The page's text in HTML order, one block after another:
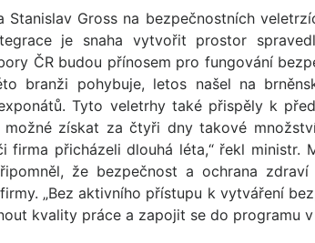
Stanislav Gross na bezpečnostních
je snaha vytvořit prostor
ČR budou přínosem pro fungování
branži pohybuje, letos našel na
Tyto veletrhy také přispěly k
získat za čtyři dny takové
firma přicházeli dlouhá léta,“ řekl ministr.
že bezpečnost a ochrana
„Bez aktivního přístupu k vytváření
kvality práce a zapojit se do programu